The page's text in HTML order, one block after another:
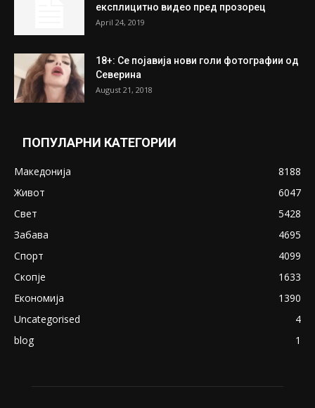
експлицитно видео пред прозорец
April 24, 2019
18+: Се појавија нови голи фотографии од
Северина
August 21, 2018
ПОПУЛАРНИ КАТЕГОРИИ
Македонија
8188
Живот
6047
Свет
5428
Забава
4695
Спорт
4099
Скопје
1633
Економија
1390
Uncategorised
4
blog
1